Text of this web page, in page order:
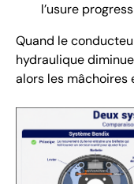
l’usure
Quand le
hydraulique
alors les mâchoires